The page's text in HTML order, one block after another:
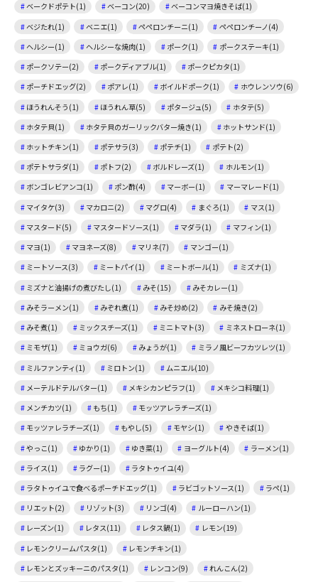
ベークドポテト(1)
ベーコン(20)
ベーコンマヨ焼きそば(1)
ベジたれ(1)
ベニエ(1) ペペロンチーニ(1)
ペペロンチーノ(4)
ヘルシー(1)
ヘルシーな焼肉(1) ポーク(1)
ポークステーキ(1)
ポークソテー(2)
ポークディアブル(1)
ポークピカタ(1)
ポーチドエッグ(2)
ポアレ(1) ボイルドポーク(1)
ホウレンソウ(6)
ほうれんそう(1)
ほうれん草(5) ポタージュ(5)
ホタテ(5)
ホタテ貝(1)
ホタテ貝のガーリックバター焼き(1)
ホットサンド(1)
ホットチキン(1)
ポテサラ(3) ポテチ(1)
ポテト(2)
ポテトサラダ(1)
ポトフ(2) ボルドレーズ(1)
ホルモン(1)
ボンゴレビアンコ(1)
ポン酢(4) マーボー(1)
マーマレード(1)
マイタケ(3)
マカロニ(2) マグロ(4) まぐろ(1)
マス(1)
マスタード(5)
マスタードソース(1) マダラ(1)
マフィン(1)
マヨ(1)
マヨネーズ(8) マリネ(7)
マンゴー(1)
ミートソース(3)
ミートパイ(1) ミートボール(1)
ミズナ(1)
ミズナと油揚げの煮びたし(1)
みそ(15)
みそカレー(1)
みそラーメン(1)
みぞれ煮(1) みそ炒め(2)
みそ焼き(2)
みそ煮(1)
ミックスチーズ(1) ミニトマト(3)
ミネストローネ(1)
ミモザ(1)
ミョウガ(6) みょうが(1)
ミラノ風ビーフカツレツ(1)
ミルファンティ(1)
ミロトン(1)
ムニエル(10)
メーテルドテルバター(1)
メキシカンピラフ(1)
メキシコ料理(1)
メンチカツ(1)
もち(1)
モッツアレラチーズ(1)
モッツァレラチーズ(1)
もやし(5) モヤシ(1)
やきそば(1)
やっこ(1)
ゆかり(1) ゆき菜(1) ヨーグルト(4)
ラーメン(1)
ライス(1)
ラグー(1)
ラタトゥイユ(4)
ラタトゥイユで食べるポーチドエッグ(1)
ラビゴットソース(1)
ラペ(1)
リエット(2)
リゾット(3) リンゴ(4)
ルーローハン(1)
レーズン(1)
レタス(11) レタス鍋(1)
レモン(19)
レモンクリームパスタ(1)
レモンチキン(1)
レモンとズッキーニのパスタ(1)
レンコン(9)
れんこん(2)